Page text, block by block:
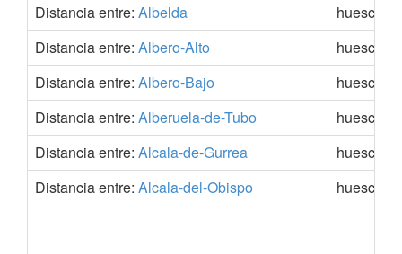
Distancia entre: Albelda
huesca
Distancia entre: Albero-Alto
huesca
Distancia entre: Albero-Bajo
huesca
Distancia entre: Alberuela-de-Tubo
huesca
Distancia entre: Alcala-de-Gurrea
huesca
Distancia entre: Alcala-del-Obispo huesca